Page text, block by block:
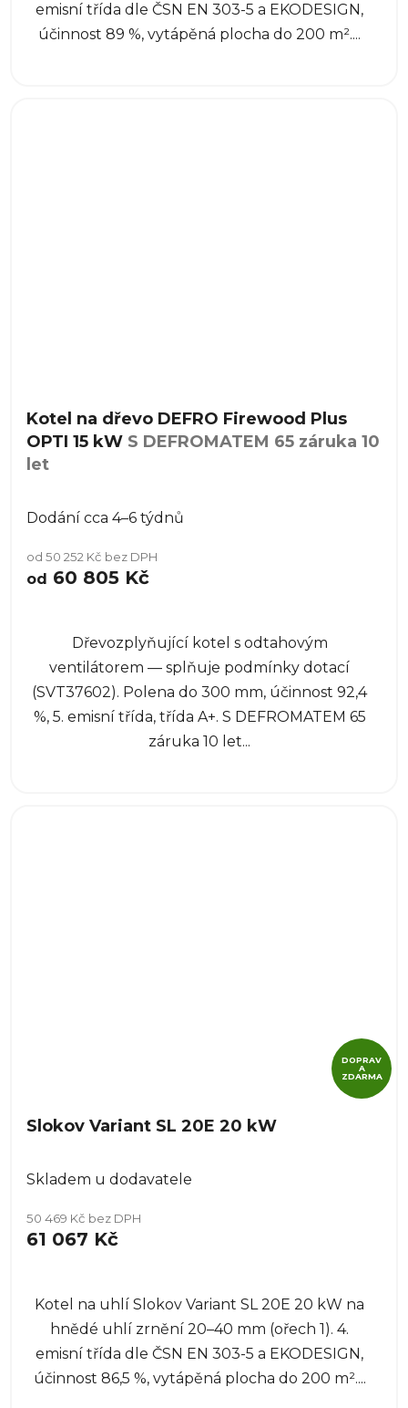
emisní třída dle ČSN EN 303-5 a EKODESIGN,
účinnost 89 %, vytápěná plocha do 200 m²....
Kotel na dřevo DEFRO Firewood Plus
OPTI 15 kW S DEFROMATEM 65 záruka 10
let
Dodání cca 4–6 týdnů
od 50 252 Kč bez DPH
od 60 805 Kč
Dřevozplyňující kotel s odtahovým
ventilátorem — splňuje podmínky dotací
(SVT37602). Polena do 300 mm, účinnost 92,4
%, 5. emisní třída, třída A+. S DEFROMATEM 65
záruka 10 let...
DOPRAV
A
ZDARMA
Slokov Variant SL 20E 20 kW
Skladem u dodavatele
50 469 Kč bez DPH
61 067 Kč
Kotel na uhlí Slokov Variant SL 20E 20 kW na
hnědé uhlí zrnění 20–40 mm (ořech 1). 4.
emisní třída dle ČSN EN 303-5 a EKODESIGN,
účinnost 86,5 %, vytápěná plocha do 200 m²....